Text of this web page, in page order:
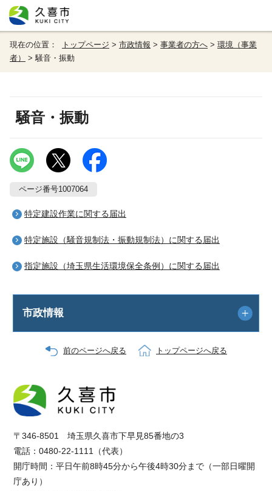
現在の位置： トップページ > 市政情報 > 事業者の方へ > 環境（事業
者）
> 騒音・振動
騒音・振動
ページ番号1007064
特定建設作業に関する届出
特定施設（騒音規制法・振動規制法）に関する届出
指定施設（埼玉県生活環境保全条例）に関する届出
市政情報
前のページへ戻る トップページへ戻る
〒346-8501 埼玉県久喜市下早見85番地の3
電話：0480-22-1111（代表）
開庁時間：平日午前8時45分から午後4時30分まで（一部日曜開
庁あり）